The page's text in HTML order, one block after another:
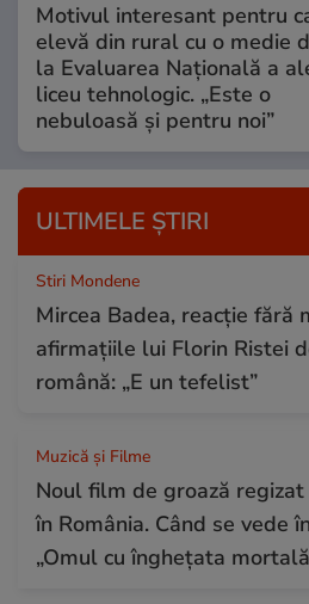
Motivul interesant pentru
elevă din rural cu o medie
la Evaluarea Națională a
liceu tehnologic. „Este o
nebuloasă și pentru noi”
ULTIMELE ȘTIRI
Stiri Mondene
Mircea Badea, reacție fără
afirmațiile lui Florin Ristei
română: „E un tefelist”
Muzică și Filme
Noul film de groază
în România. Când se vede
„Omul cu înghețata